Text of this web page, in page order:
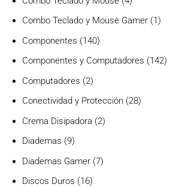
productos
Combo Teclado y Mouse Gamer 11
Componentes 140140
productos
Componentes y Computadores 142142
Computadores 22
productos
Conectividad y Protección 2828
Crema Disipadora 22
Diademas 99
productos
Diademas Gamer 77
Discos Duros 1616